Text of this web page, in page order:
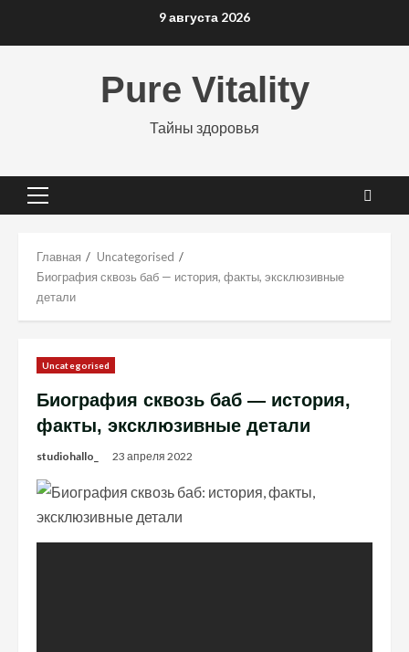
9 августа 2026
Pure Vitality
Тайны здоровья
Основное
Главная
Uncategorised
Биография сквозь баб — история, факты, эксклюзивные
детали
Uncategorised
Биография сквозь баб — история,
факты, эксклюзивные детали
studiohallo_ 23 апреля 2022